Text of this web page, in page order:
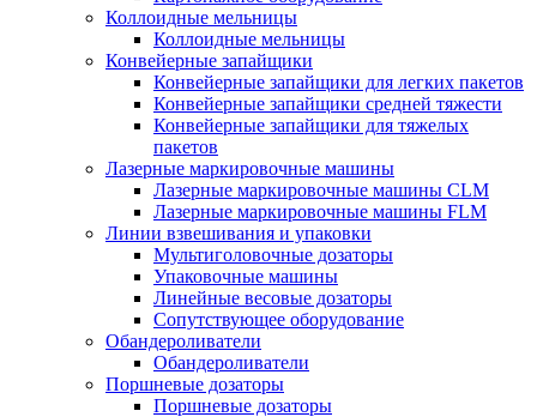
Коллоидные мельницы
Коллоидные мельницы
Конвейерные запайщики
Конвейерные запайщики для легких пакетов
Конвейерные запайщики средней тяжести
Конвейерные запайщики для тяжелых
пакетов
Лазерные маркировочные машины
Лазерные маркировочные машины CLM
Лазерные маркировочные машины FLM
Линии взвешивания и упаковки
Мультиголовочные дозаторы
Упаковочные машины
Линейные весовые дозаторы
Сопутствующее оборудование
Обандероливатели
Обандероливатели
Поршневые дозаторы
Поршневые дозаторы